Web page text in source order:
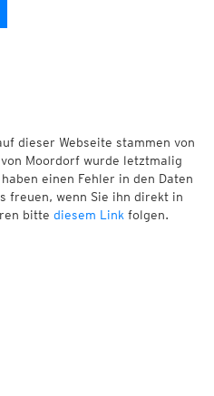
dieser Webseite stammen von
Moordorf wurde letztmalig
einen Fehler in den Daten
freuen, wenn Sie ihn direkt in
bitte diesem Link folgen.